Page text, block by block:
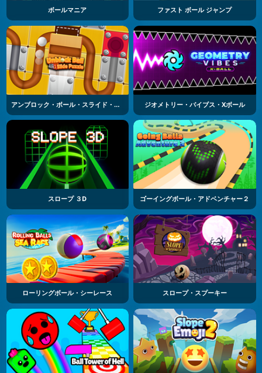
ボールマニア ファスト ボール ジャンプ
アンブロック・ボール・スライド・パズル ジオメトリー・バイブス・Xボール
スロープ ３D ゴーイングボール・アドベンチャー２
ローリングボール・シーレース スロープ・スプーキー